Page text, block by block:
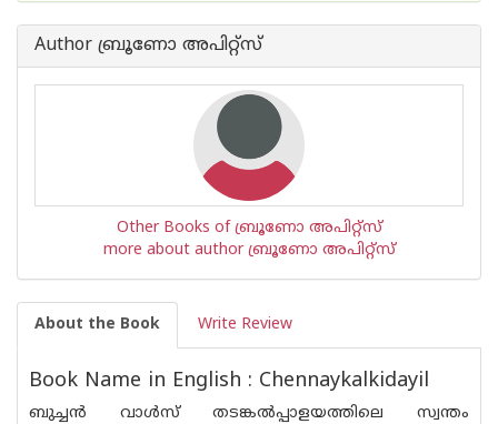
Author ബ്രൂണോ അപിറ്റ്സ്
Other Books of ബ്രൂണോ അപിറ്റ്സ്
more about author ബ്രൂണോ അപിറ്റ്സ്
About the Book Write Review
Book Name in English : Chennaykalkidayil
ബുച്ചന്‍ വാള്‍സ് തടങ്കല്‍പ്പാളയത്തിലെ സ്വന്തം